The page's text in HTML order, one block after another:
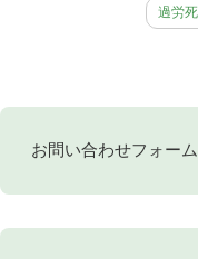
過労
お問い合わせフォーム